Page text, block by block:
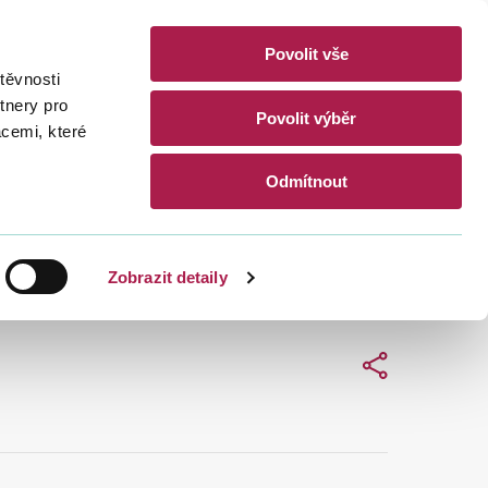
pro
které
Zobrazit detaily
Povolit vše
Povolit výběr
Odmítnout
CZ EN
Sdílet